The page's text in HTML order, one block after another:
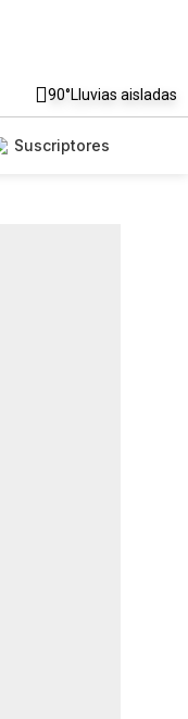
90°Lluvias aisladas
Suscriptores